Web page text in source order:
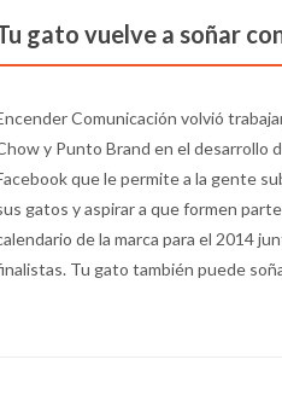
gato vuelve a soñar
Comunicación volvió
y Punto Brand en el desarrollo
que le permite a la gente
gatos y aspirar a que formen
de la marca para el 2014
Tu gato también puede